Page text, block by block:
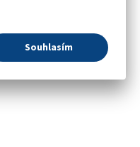
Souhlasím